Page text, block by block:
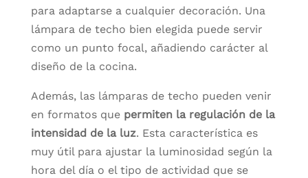
para adaptarse a cualquier decoración. Una
lámpara de techo bien elegida puede servir
como un punto focal, añadiendo carácter al
diseño de la cocina.
Además, las lámparas de techo pueden venir
en formatos que permiten la regulación de la
intensidad de la luz. Esta característica es
muy útil para ajustar la luminosidad según la
hora del día o el tipo de actividad que se